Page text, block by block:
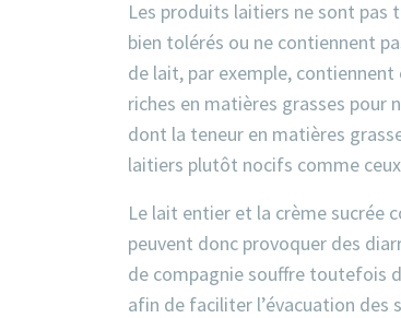
Les produits laitiers ne sont pas
bien tolérés ou ne contiennent
de lait, par exemple,
riches en matières grasses pour
dont la teneur en matières
laitiers plutôt nocifs comme
Le lait entier et la crème
peuvent donc provoquer des
de compagnie souffre toutefois
afin de faciliter l’évacuation des